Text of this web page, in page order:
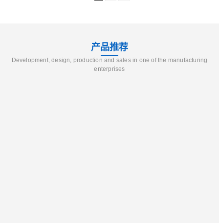
产品推荐
Development, design, production and sales in one of the manufacturing
enterprises